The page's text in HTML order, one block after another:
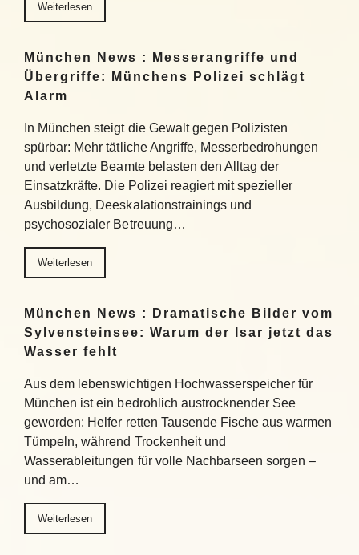
Weiterlesen
München News : Messerangriffe und
Übergriffe: Münchens Polizei schlägt
Alarm
In München steigt die Gewalt gegen Polizisten
spürbar: Mehr tätliche Angriffe, Messerbedrohungen
und verletzte Beamte belasten den Alltag der
Einsatzkräfte. Die Polizei reagiert mit spezieller
Ausbildung, Deeskalationstrainings und
psychosozialer Betreuung…
Weiterlesen
München News : Dramatische Bilder vom
Sylvensteinsee: Warum der Isar jetzt das
Wasser fehlt
Aus dem lebenswichtigen Hochwasserspeicher für
München ist ein bedrohlich austrocknender See
geworden: Helfer retten Tausende Fische aus warmen
Tümpeln, während Trockenheit und
Wasserableitungen für volle Nachbarseen sorgen –
und am…
Weiterlesen